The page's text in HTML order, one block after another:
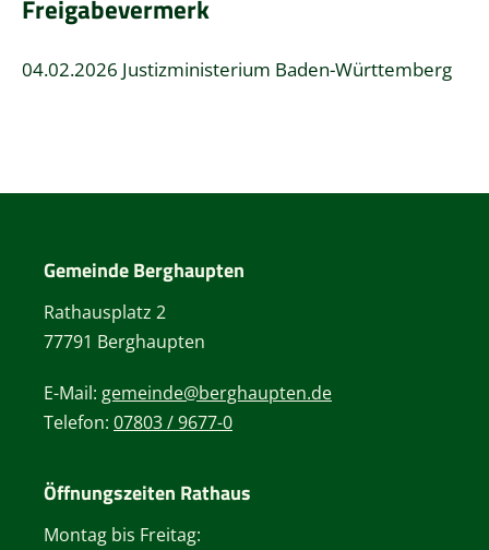
Freigabevermerk
04.02.2026 Justizministerium Baden-Württemberg
Gemeinde Berghaupten
Rathausplatz 2
77791 Berghaupten
E-Mail: gemeinde@berghaupten.de
Telefon: 07803 / 9677-0
Öffnungszeiten Rathaus
Montag bis Freitag: